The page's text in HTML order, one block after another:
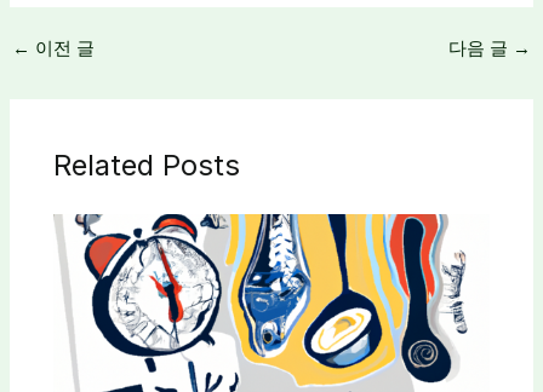
← 이전 글 다음 글 →
Related Posts